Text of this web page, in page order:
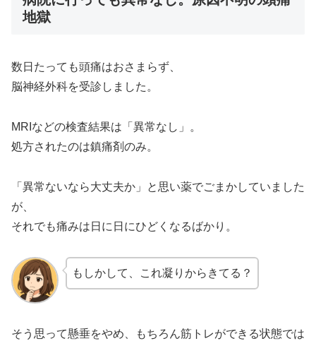
地獄
数日たっても頭痛はおさまらず、
脳神経外科を受診しました。
MRIなどの検査結果は「異常なし」。
処方されたのは鎮痛剤のみ。
「異常ないなら大丈夫か」と思い薬でごまかしていました
が、
それでも痛みは日に日にひどくなるばかり。
もしかして、これ凝りからきてる？
そう思って懸垂をやめ、もちろん筋トレができる状態では